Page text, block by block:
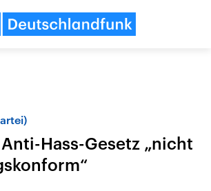
Hass-Gesetz „nicht